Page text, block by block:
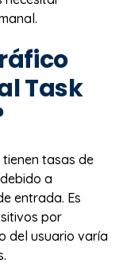
Task
tasas de
a
entrada. Es
por
del usuario varía